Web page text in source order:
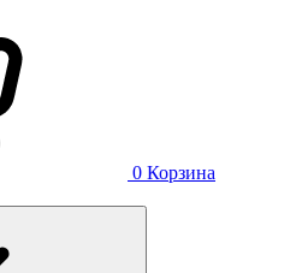
0 Корзина